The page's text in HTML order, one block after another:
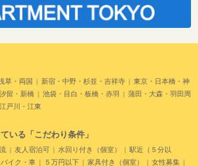
草・両国 新宿・中野・杉並・吉祥寺
東京・日本橋・神
留・新橋 池袋・目白・板橋・赤羽
蒲田・大森・羽田周
戸川・江東
いる「こだわり条件」
友人宿泊可 水回り付き（個室）
駅近（５分以
バイク・車 ５万円以下 家具付き（個室） 女性募集